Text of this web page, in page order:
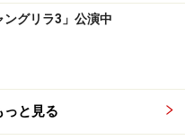
をPick Up！
の内容をご確認くださ
グリラ3」公演中
っと見る